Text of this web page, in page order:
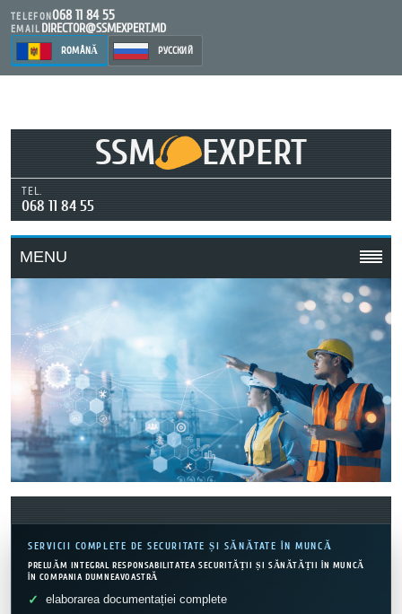
TELEFON068 11 84 55
EMAIL DIRECTOR@SSMEXPERT.MD
ROMÂNĂ РУССКИЙ
SSM EXPERT
TEL.
068 11 84 55
MENU
SERVICII COMPLETE DE SECURITATE ȘI SĂNĂTATE ÎN MUNCĂ
PRELUĂM INTEGRAL RESPONSABILITATEA SECURITĂȚII ȘI SĂNĂTĂȚII ÎN MUNCĂ
ÎN COMPANIA DUMNEAVOASTRĂ
elaborarea documentației complete